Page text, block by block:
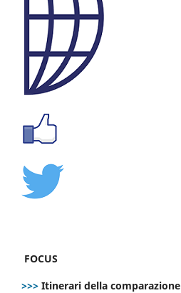
FOCUS
>>> Itinerari della comparazione